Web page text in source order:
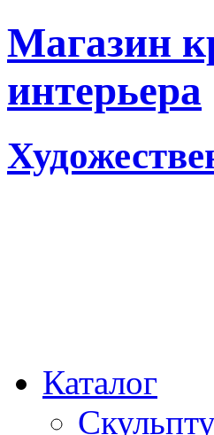
Магазин
интерьера
Каталог